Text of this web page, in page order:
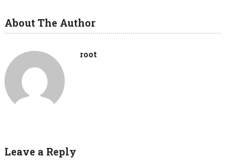
About The Author
root
Leave a Reply